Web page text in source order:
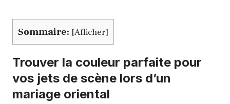
Sommaire: [Afficher]
Trouver la couleur parfaite pour
vos jets de scène lors d’un
mariage oriental